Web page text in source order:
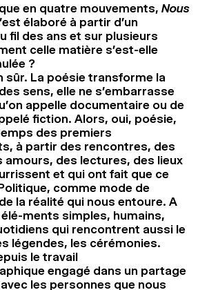
en quatre mouvements, Nous
élaboré à partir d’un
fil des ans et sur plusieurs
celle matière s’est-elle
?
sûr. La poésie transforme la
sens, elle ne s’embarrasse
appelle documentaire ou de
fiction. Alors, oui, poésie,
des premiers
à partir des rencontres, des
amours, des lectures, des lieux
et qui ont fait que ce
comme mode de
la réalité qui nous entoure. A
ments simples, humains,
qui rencontrent aussi le
légendes, les cérémonies.
le travail
engagé dans un partage
les personnes que nous